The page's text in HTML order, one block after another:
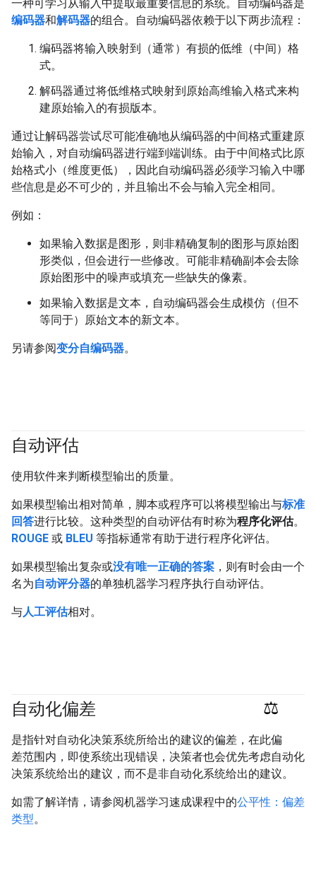
一种可学习从输入中提取最重要信息的系统。自动编码器是
编码器和解码器的组合。自动编码器依赖于以下两步流程：
编码器将输入映射到（通常）有损的低维（中间）格
式。
解码器通过将低维格式映射到原始高维输入格式来构
建原始输入的有损版本。
通过让解码器尝试尽可能准确地从编码器的中间格式重建原
始输入，对自动编码器进行端到端训练。由于中间格式比原
始格式小（维度更低），因此自动编码器必须学习输入中哪
些信息是必不可少的，并且输出不会与输入完全相同。
例如：
如果输入数据是图形，则非精确复制的图形与原始图
形类似，但会进行一些修改。可能非精确副本会去除
原始图形中的噪声或填充一些缺失的像素。
如果输入数据是文本，自动编码器会生成模仿（但不
等同于）原始文本的新文本。
另请参阅变分自编码器。
自动评估
使用软件来判断模型输出的质量。
如果模型输出相对简单，脚本或程序可以将模型输出与标准
回答进行比较。这种类型的自动评估有时称为程序化评估。
ROUGE 或 BLEU 等指标通常有助于进行程序化评估。
如果模型输出复杂或没有唯一正确的答案 ，则有时会由一个
名为自动评分器的单独机器学习程序执行自动评估。
与人工评估相对。
自动化偏差
是指针对自动化决策系统所给出的建议的偏差，在此偏
差范围内，即使系统出现错误，决策者也会优先考虑自动化
决策系统给出的建议，而不是非自动化系统给出的建议。
如需了解详情，请参阅机器学习速成课程中的公平性：偏差
类型。